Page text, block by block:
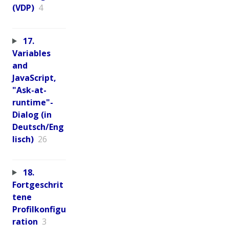
(VDP) 4
17.
Variables
and
JavaScript,
"Ask-at-
runtime"-
Dialog (in
Deutsch/Eng
lisch) 26
18.
Fortgeschrit
tene
Profilkonfigu
ration 3